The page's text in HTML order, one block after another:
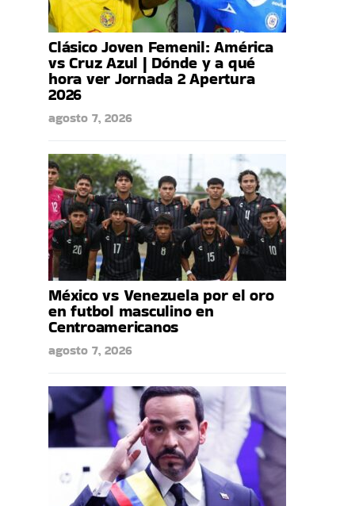
Clásico Joven Femenil: América
vs Cruz Azul | Dónde y a qué
hora ver Jornada 2 Apertura
2026
agosto 7, 2026
México vs Venezuela por el oro
en futbol masculino en
Centroamericanos
agosto 7, 2026